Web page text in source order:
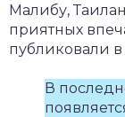
Малибу,
приятных
публиковали в
В